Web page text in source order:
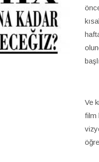
Ve
film